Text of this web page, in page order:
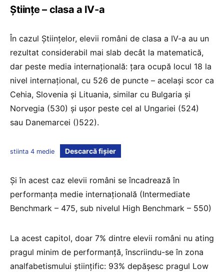
Științe – clasa a IV-a
În cazul Științelor, elevii români de clasa a IV-a au un
rezultat considerabil mai slab decât la matematică,
dar peste media internațională: țara ocupă locul 18 la
nivel internațional, cu 526 de puncte – același scor ca
Cehia, Slovenia și Lituania, similar cu Bulgaria și
Norvegia (530) și ușor peste cel al Ungariei (524)
sau Danemarcei ()522).
stiinta 4 medie Descarcă fișier
Și în acest caz elevii români se încadrează în
performanța medie internațională (Intermediate
Benchmark – 475, sub nivelul High Benchmark – 550)
La acest capitol, doar 7% dintre elevii români nu ating
pragul minim de performanță, înscriindu-se în zona
analfabetismului științific: 93% depășesc pragul Low